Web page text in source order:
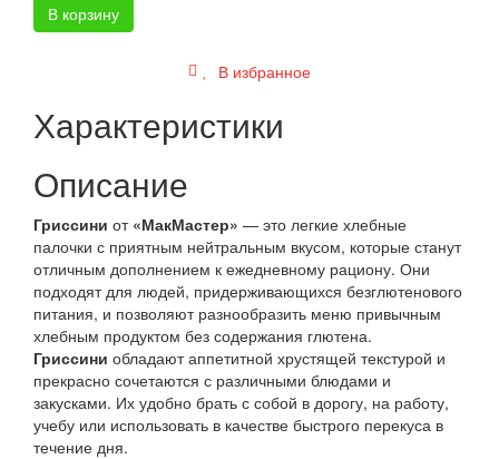
В корзину
В избранное
Характеристики
Описание
Гриссини от «МакМастер» — это легкие хлебные
палочки с приятным нейтральным вкусом, которые станут
отличным дополнением к ежедневному рациону. Они
подходят для людей, придерживающихся безглютенового
питания, и позволяют разнообразить меню привычным
хлебным продуктом без содержания глютена.
Гриссини обладают аппетитной хрустящей текстурой и
прекрасно сочетаются с различными блюдами и
закусками. Их удобно брать с собой в дорогу, на работу,
учебу или использовать в качестве быстрого перекуса в
течение дня.